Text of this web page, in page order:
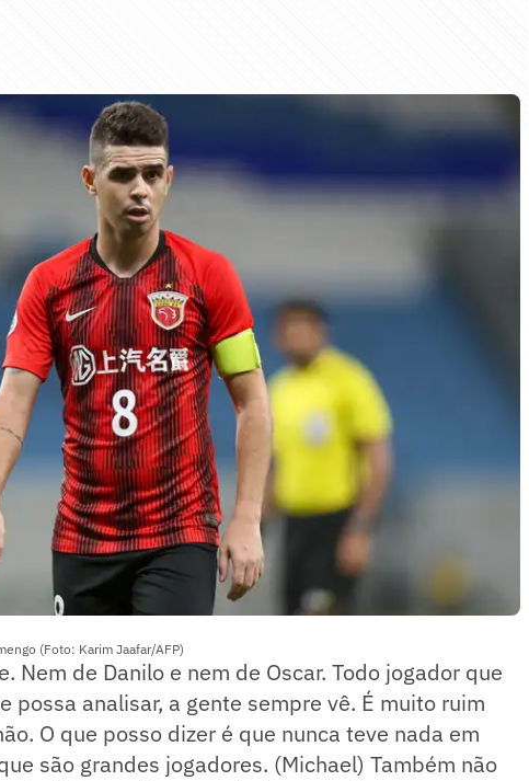
(Foto: Karim Jaafar/AFP)
Nem de Danilo e nem de Oscar. Todo jogador que
possa analisar, a gente sempre vê. É muito ruim
O que posso dizer é que nunca teve nada em
são grandes jogadores. (Michael) Também não